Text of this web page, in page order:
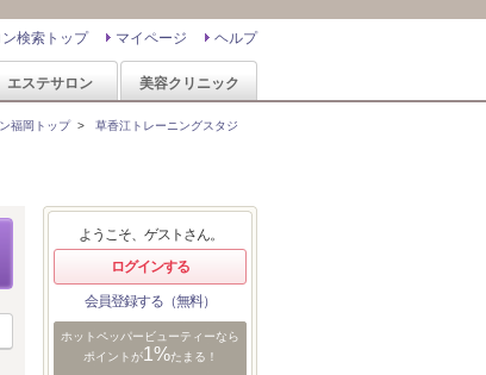
ヘルプ
マイページ
検索トップ
エステサロン 美容クリニック
福岡トップ> 草香江トレーニングスタジ
ようこそ、ゲストさん。
ログインする
会員登録する（無料）
ホットペッパービューティーなら
ポイントが1%たまる！